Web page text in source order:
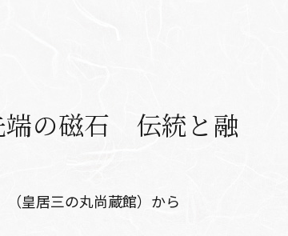
端の磁石 伝統と融
皇居三の丸尚蔵館）から